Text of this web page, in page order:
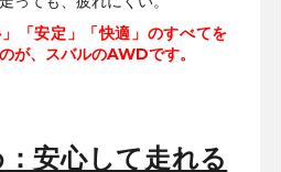
」「安定」「快適」のすべてを
が、スバルのAWDです。
安心して走れる